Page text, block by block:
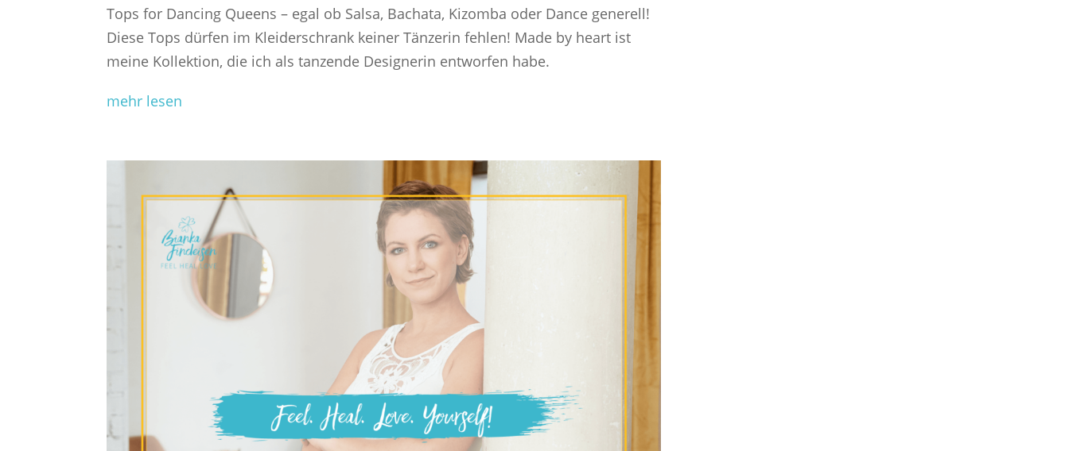
Tops for Dancing Queens – egal ob Salsa, Bachata, Kizomba oder Dance generell!
Diese Tops dürfen im Kleiderschrank keiner Tänzerin fehlen! Made by heart ist
meine Kollektion, die ich als tanzende Designerin entworfen habe.
mehr lesen